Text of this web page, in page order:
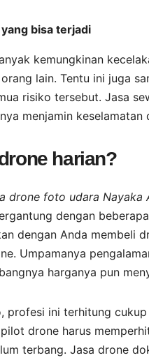
bisa terjadi
kemungkinan
lain. Tentu ini juga
risiko tersebut. Jasa
menjamin
harian?
drone foto udara Nayaka
dengan
dengan Anda membeli
Umpamanya
harganya pun
profesi ini terhitung
drone harus
terbang. Jasa drone